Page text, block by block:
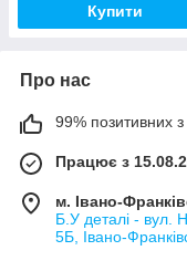
Купити
Про нас
99% позитивних з
Працює з
м. Івано-
Б.У деталі - вул.
5Б, Івано-